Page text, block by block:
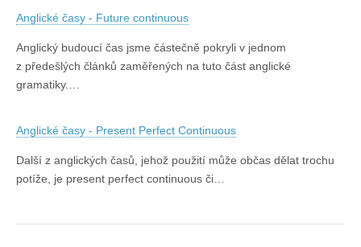
Anglické časy - Future continuous
Anglický budoucí čas jsme částečně pokryli v jednom
z předešlých článků zaměřených na tuto část anglické
gramatiky.…
Anglické časy - Present Perfect Continuous
Další z anglických časů, jehož použití může občas dělat trochu
potíže, je present perfect continuous či…